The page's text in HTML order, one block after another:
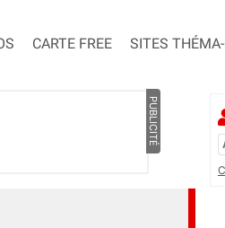
CARTE FREE SITES
PUBLICITÉ